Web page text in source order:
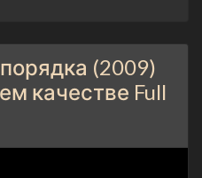
(2009)
качестве Full